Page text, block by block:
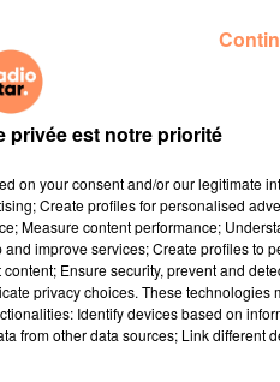
Stéphane Bak et
l'histoire de
totem
privée est notre priorité
on your consent and/or our legitimate
Create profiles for personalised
Measure content performance;
improve services; Create profiles to
Ensure security, prevent and
privacy choices. These technologies
Identify devices based on
from other data sources; Link different